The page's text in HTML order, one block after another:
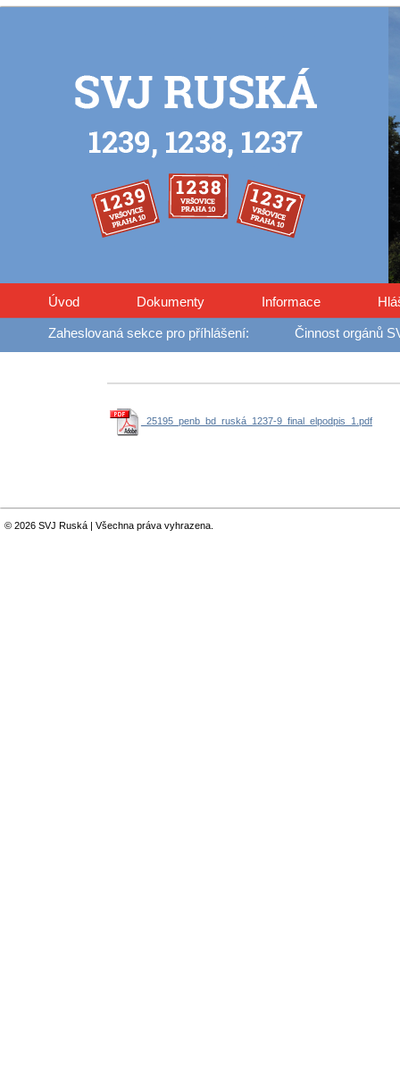
_25195_penb_bd_ruská_1237-9_final_elpodpis_1.pdf
Úvod Dokumenty Informace
Činnost orgánů
© 2026 SVJ Ruská | Všechna práva vyhrazena.